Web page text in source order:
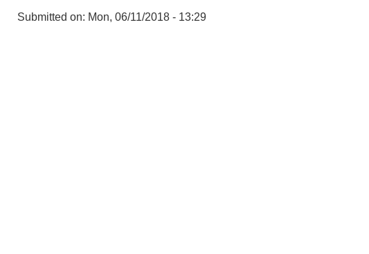
Submitted on: Mon, 06/11/2018 - 13:29